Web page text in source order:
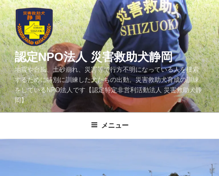
コ
ン
テ
ン
ツ
へ
ス
キ
ッ
プ
認定NPO法人 災害救助犬静岡
地震や台風、土砂崩れ、災害等で行方不明になっている人を捜索
するために特別に訓練した犬たちの出動。災害救助犬育成の訓練
をしているNPO法人です【認定特定非営利活動法人 災害救助犬静
岡】
メニュー